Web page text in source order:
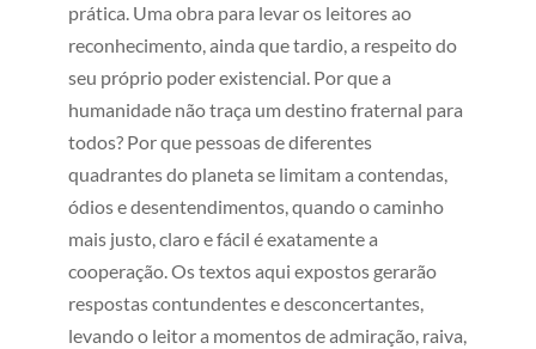
prática. Uma obra para levar os leitores ao
reconhecimento, ainda que tardio, a respeito do
seu próprio poder existencial. Por que a
humanidade não traça um destino fraternal para
todos? Por que pessoas de diferentes
quadrantes do planeta se limitam a contendas,
ódios e desentendimentos, quando o caminho
mais justo, claro e fácil é exatamente a
cooperação. Os textos aqui expostos gerarão
respostas contundentes e desconcertantes,
levando o leitor a momentos de admiração, raiva,